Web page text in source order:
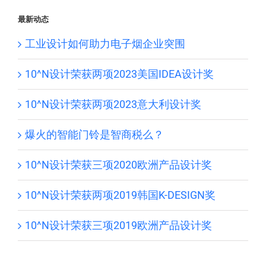
最新动态
工业设计如何助力电子烟企业突围
10^N设计荣获两项2023美国IDEA设计奖
10^N设计荣获两项2023意大利设计奖
爆火的智能门铃是智商税么？
10^N设计荣获三项2020欧洲产品设计奖
10^N设计荣获两项2019韩国K-DESIGN奖
10^N设计荣获三项2019欧洲产品设计奖